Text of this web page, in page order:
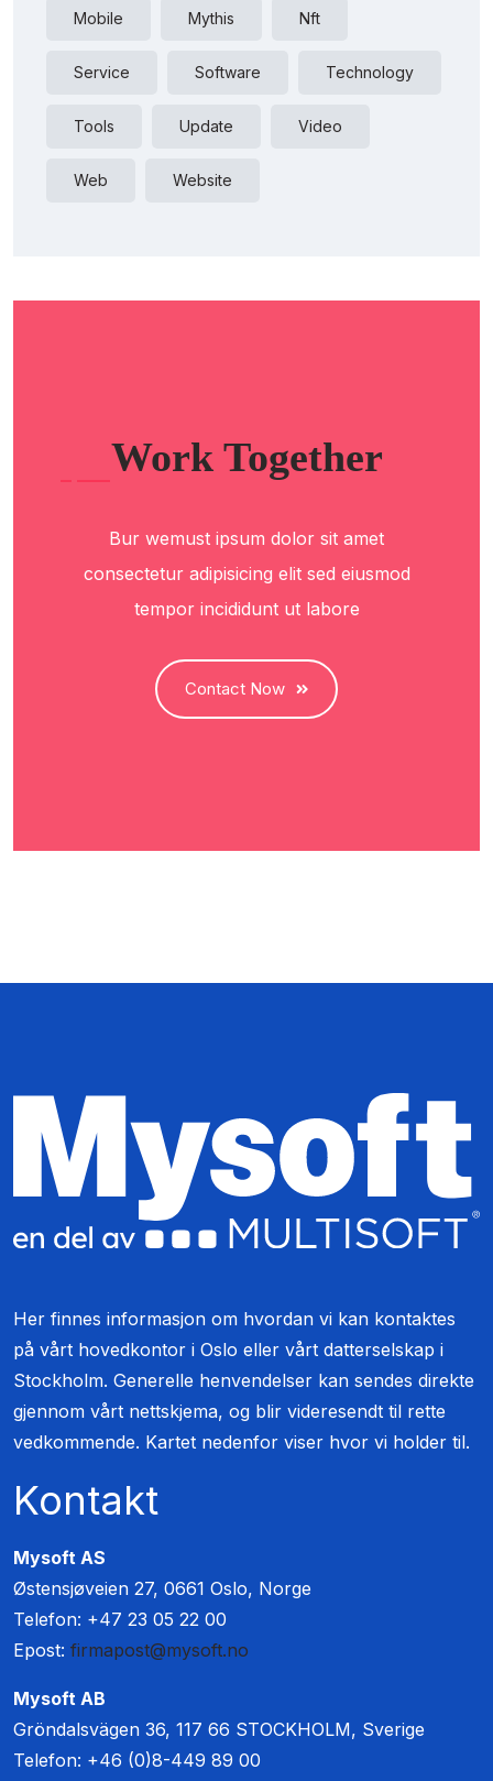
Mobile Mythis Nft
Service Software Technology
Tools Update Video
Web Website
Work Together
Bur wemust ipsum dolor sit amet
consectetur adipisicing elit sed eiusmod
tempor incididunt ut labore
Contact Now
Her finnes informasjon om hvordan vi kan kontaktes
på vårt hovedkontor i Oslo eller vårt datterselskap i
Stockholm. Generelle henvendelser kan sendes direkte
gjennom vårt nettskjema, og blir videresendt til rette
vedkommende. Kartet nedenfor viser hvor vi holder til.
Kontakt
Mysoft AS
Østensjøveien 27, 0661 Oslo, Norge
Telefon: +47 23 05 22 00
Epost: firmapost@mysoft.no
Mysoft AB
Gröndalsvägen 36, 117 66 STOCKHOLM, Sverige
Telefon: +46 (0)8-449 89 00